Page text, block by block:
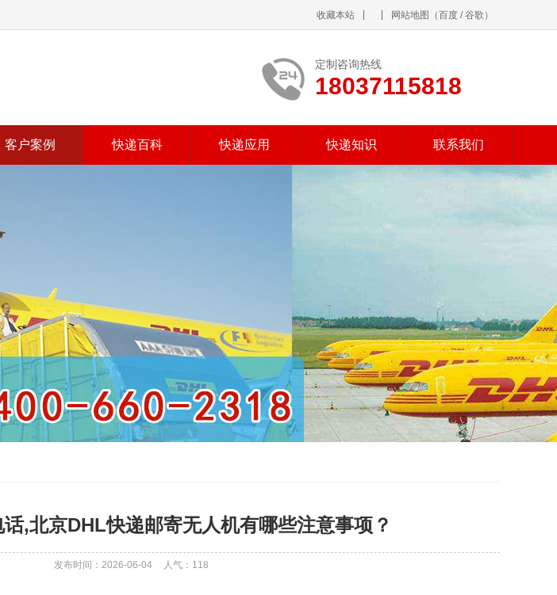
收藏本站 网站地图 （百度 /谷歌 ）
定制咨询热线
18037115818
客户案例 快递百科 快递应用 快递知识 联系我们
,北京DHL快递邮寄无人机有哪些注意事项？
发布时间：2026-06-04 人气： 118